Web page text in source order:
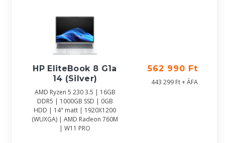
HP EliteBook 8 G1a
14 (Silver)
AMD Ryzen 5 230 3.5 | 16GB
DDR5 | 1000GB SSD | 0GB
HDD | 14" matt | 1920X1200
(WUXGA) | AMD Radeon 760M
| W11 PRO
562 990 Ft
443 299 Ft + ÁFA